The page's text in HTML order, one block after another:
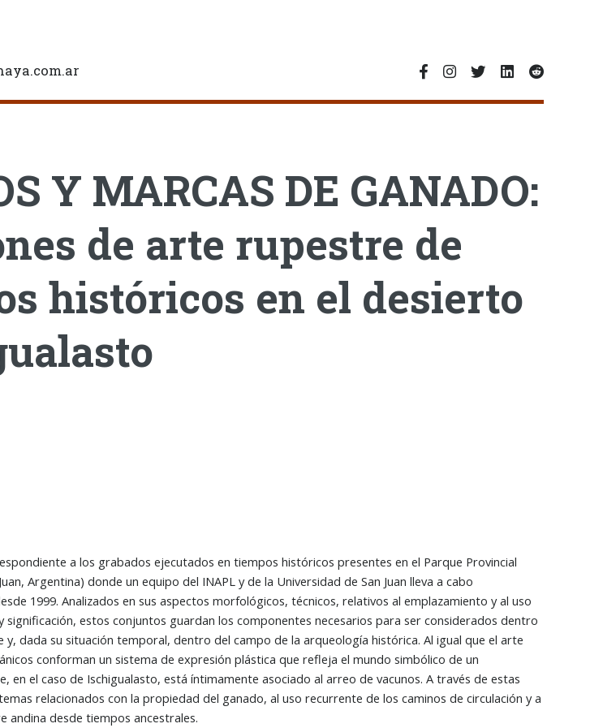
Y MARCAS DE GANADO:
de arte rupestre de
históricos en el desierto
a los grabados ejecutados en tiempos históricos presentes en el Parque Provincial
Argentina) donde un equipo del INAPL y de la Universidad de San Juan lleva a cabo
1999. Analizados en sus aspectos morfológicos, técnicos, relativos al emplazamiento y al uso
significación, estos conjuntos guardan los componentes necesarios para ser considerados dentro
dada su situación temporal, dentro del campo de la arqueología histórica. Al igual que el arte
conforman un sistema de expresión plástica que refleja el mundo simbólico de un
en el caso de Ischigualasto, está íntimamente asociado al arreo de vacunos. A través de estas
relacionados con la propiedad del ganado, al uso recurrente de los caminos de circulación y a
andina desde tiempos ancestrales.